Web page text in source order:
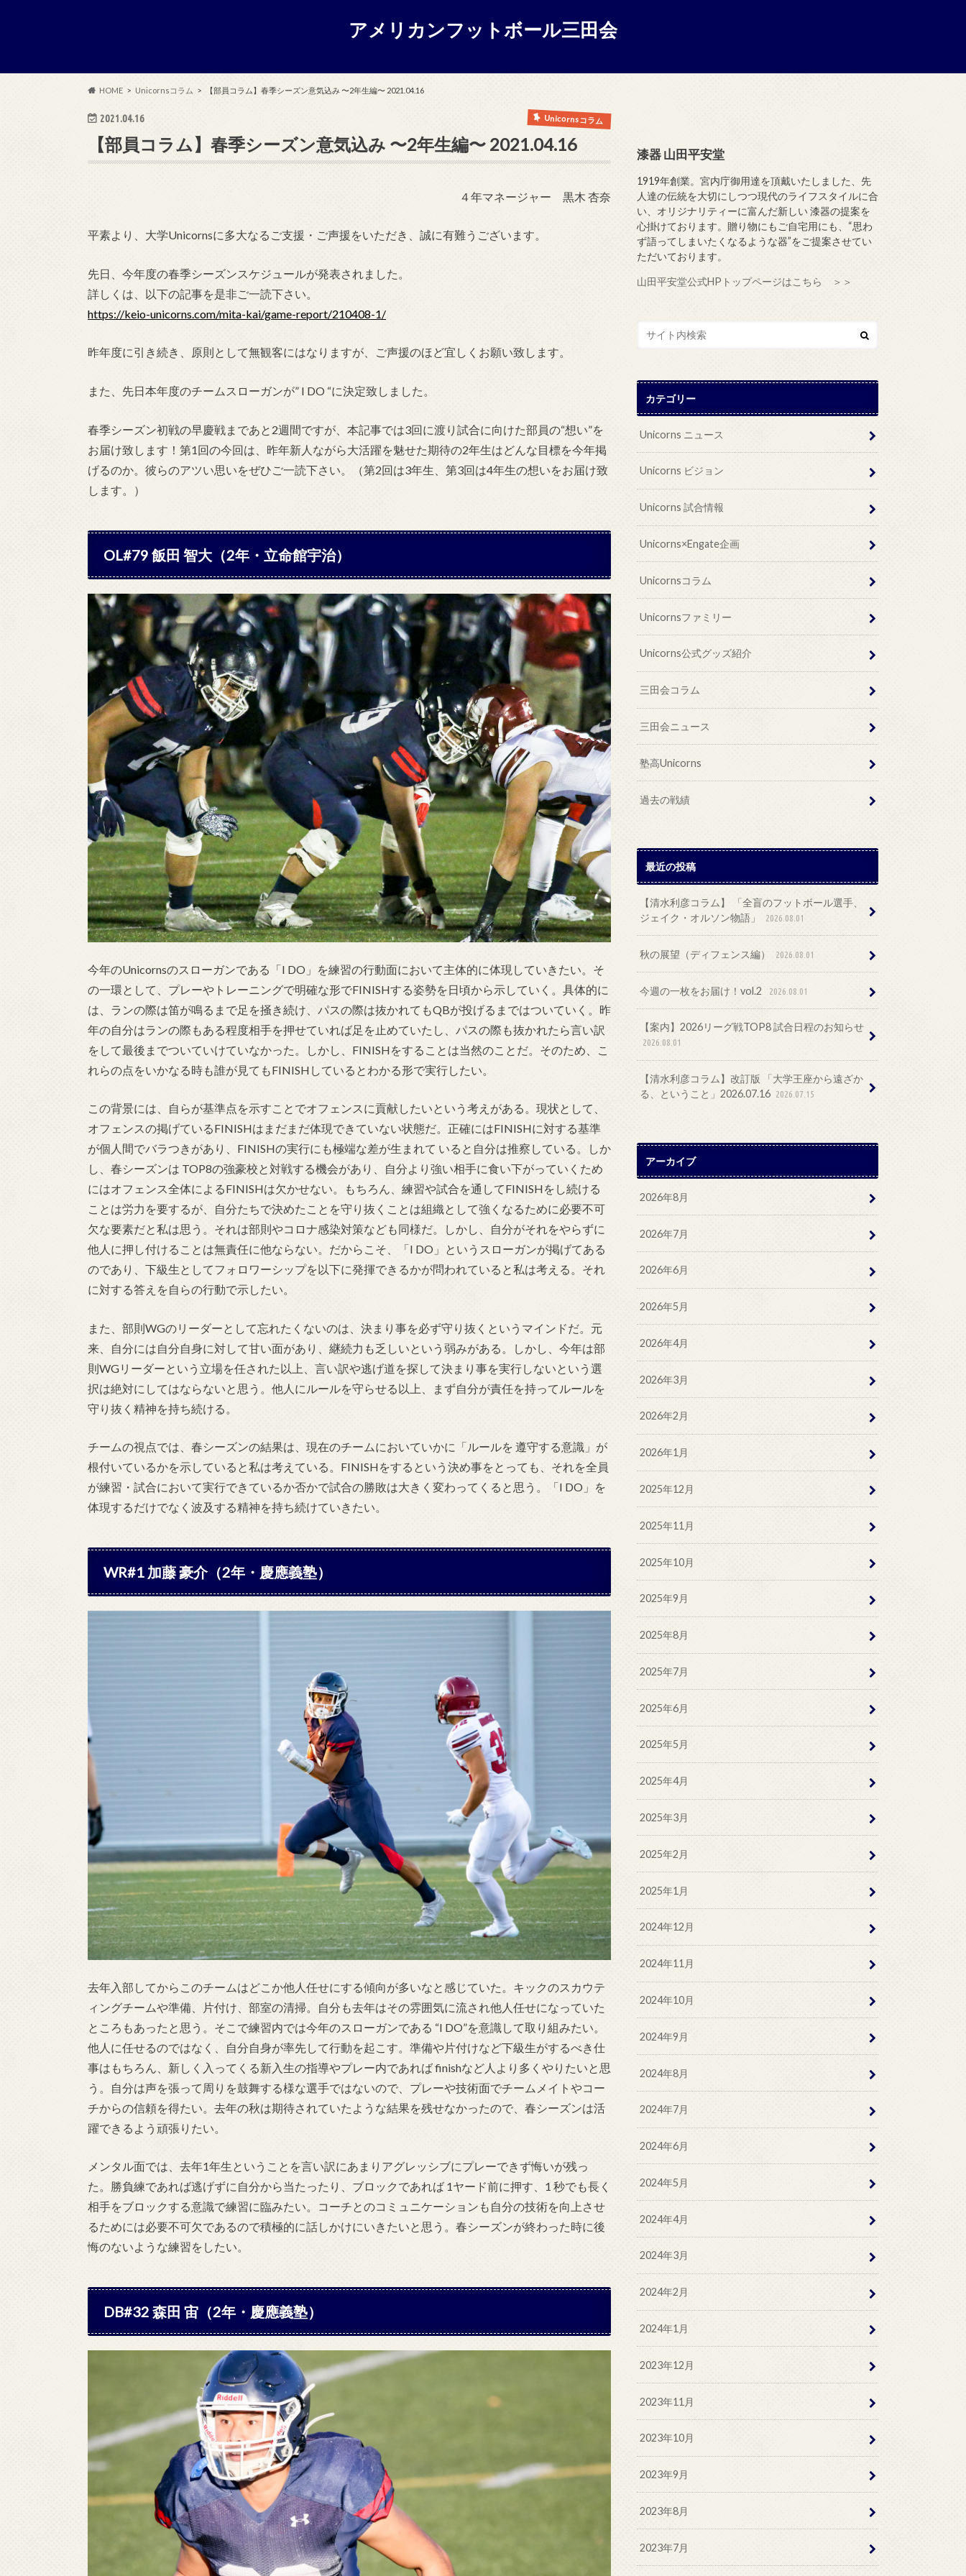
アメリカンフットボール三田会
HOME Unicornsコラム 【部員コラム】春季シーズン意気込み 〜2年生編〜 2021.04.16
2021.04.16 Unicornsコラム
【部員コラム】春季シーズン意気込み 〜2年生編〜 2021.04.16
４年マネージャー 黒木 杏奈
平素より、大学Unicornsに多大なるご支援・ご声援をいただき、誠に有難うございます。
先日、今年度の春季シーズンスケジュールが発表されました。
詳しくは、以下の記事を是非ご一読下さい。
https://keio-unicorns.com/mita-kai/game-report/210408-1/
昨年度に引き続き、原則として無観客にはなりますが、ご声援のほど宜しくお願い致します。
また、先日本年度のチームスローガンが” I DO “に決定致しました。
春季シーズン初戦の早慶戦まであと2週間ですが、本記事では3回に渡り試合に向けた部員の“想い”を
お届け致します！第1回の今回は、 昨年新人ながら大活躍を魅せた期待の2年生はどんな目標を今年掲
げるのか。 彼らのアツい思いをぜひご一読下さい。（第2回は3年生、第3回は4年生の想いをお届け致
します。）
OL#79 飯田 智大（2年・立命館宇治）
今年のUnicornsのスローガンである「I DO」を練習の行動面において主体的に体現 していきたい。そ
の一環として、プレーやトレーニングで明確な形でFINISHする姿勢を日頃から示していく。具体的に
は、ランの際は笛が鳴るまで足を掻き続け、パスの際は抜かれてもQBが投げるまではついていく。昨
年の自分はランの際もある程度相手を押せていれば足を止めていたし、パスの際も抜かれたら言い訳
をして最後までついていけていなかった。しかし、FINISHをすることは当然のことだ。そのため、こ
れらの点をいかなる時も誰が見てもFINISHしているとわかる形で実行したい。
この背景には、自らが基準点を示すことでオフェンスに貢献したいという考えがある。現状として、
オフェンスの掲げているFINISHはまだまだ体現できていない状態だ。正確にはFINISHに対する基準
が個人間でバラつきがあり、FINISHの実行にも極端な差が生まれて いると自分は推察している。しか
し、春シーズンは TOP8の強豪校と対戦する機会があり、自分より強い相手に食い下がっていくため
にはオフェンス全体によるFINISHは欠かせない。もちろん、練習や試合を通してFINISHをし続ける
ことは労力を要するが、自分たちで決めたことを守り抜くことは組織として強くなるために必要不可
欠な要素だと私は思う。それは部則やコロナ感染対策なども同様だ。しかし、自分がそれをやらずに
他人に押し付けることは無責任に他ならない。だからこそ、「I DO」というスローガンが掲げてある
のであり、下級生としてフォロワーシップを以下に発揮できるかが問われていると私は考える。それ
に対する答えを自らの行動で示したい。
また、部則WGのリーダーとして忘れたくないのは、決まり事を必ず守り抜くというマインドだ。元
来、自分には自分自身に対して甘い面があり、継続力も乏しいという弱みがある。しかし、今年は部
則WGリーダーという立場を任された以上、言い訳や逃げ道を探して決まり事を実行しないという選
択は絶対にしてはならないと思う。他人にルールを守らせる以上、まず自分が責任を持ってルールを
守り抜く精神を持ち続ける。
チームの視点では、春シーズンの結果は、現在のチームにおいていかに「ルールを 遵守する意識」が
根付いているかを示していると私は考えている。FINISHをするという決め事をとっても、それを全員
が練習・試合において実行できているか否かで試合の勝敗は大きく変わってくると思う。「I DO」を
体現するだけでなく波及する精神を持ち続けていきたい。
WR#1 加藤 豪介（2年・慶應義塾）
去年入部してからこのチームはどこか他人任せにする傾向が多いなと感じていた。キックのスカウテ
ィングチームや準備、片付け、部室の清掃。自分も去年はその雰囲気に流され他人任せになっていた
ところもあったと思う。そこで練習内では今年のスローガンである “I DO”を意識して取り組みたい。
他人に任せるのではなく、自分自身が率先して行動を起こす。準備や片付けなど下級生がするべき仕
事はもちろん、新しく入ってくる新入生の指導やプレー内であれば finishなど人より多くやりたいと思
う。自分は声を張って周りを鼓舞する様な選手ではないので、プレーや技術面でチームメイトやコー
チからの信頼を得たい。去年の秋は期待されていたような結果を残せなかったので、春シーズンは活
躍できるよう頑張りたい。
メンタル面では、去年1年生ということを言い訳にあまりアグレッシブにプレーできず悔いが残っ
た。勝負練であれば逃げずに自分から当たったり、ブロックであれば 1ヤード前に押す、1 秒でも⻑く
相手をブロックする意識で練習に臨みたい。コーチとのコミュニケーションも自分の技術を向上させ
るためには必要不可欠であるので積極的に話しかけにいきたいと思う。春シーズンが終わった時に後
悔のないような練習をしたい。
DB#32 森田 宙（2年・慶應義塾）
漆器 山田平安堂
1919年創業。宮内庁御用達を頂戴いたしました、先
人達の伝統を大切にしつつ現代のライフスタイルに合
い、オリジナリティーに富んだ新しい 漆器の提案を
心掛けております。贈り物にもご自宅用にも、“思わ
ず語ってしまいたくなるような器”をご提案させてい
ただいております。
山田平安堂公式HPトップページはこちら ＞＞
カテゴリー
Unicorns ニュース
Unicorns ビジョン
Unicorns 試合情報
Unicorns×Engate企画
Unicornsコラム
Unicornsファミリー
Unicorns公式グッズ紹介
三田会コラム
三田会ニュース
塾高Unicorns
過去の戦績
最近の投稿
【清水利彦コラム】 「全盲のフットボール選手、
ジェイク・オルソン物語」
2026.08.01
秋の展望（ディフェンス編） 2026.08.01
今週の一枚をお届け！vol.2 2026.08.01
【案内】2026リーグ戦TOP8 試合日程のお知らせ
2026.08.01
【清水利彦コラム】改訂版 「大学王座から遠ざか
る、ということ」2026.07.16 2026.07.15
アーカイブ
2026年8月
2026年7月
2026年6月
2026年5月
2026年4月
2026年3月
2026年2月
2026年1月
2025年12月
2025年11月
2025年10月
2025年9月
2025年8月
2025年7月
2025年6月
2025年5月
2025年4月
2025年3月
2025年2月
2025年1月
2024年12月
2024年11月
2024年10月
2024年9月
2024年8月
2024年7月
2024年6月
2024年5月
2024年4月
2024年3月
2024年2月
2024年1月
2023年12月
2023年11月
2023年10月
2023年9月
2023年8月
2023年7月